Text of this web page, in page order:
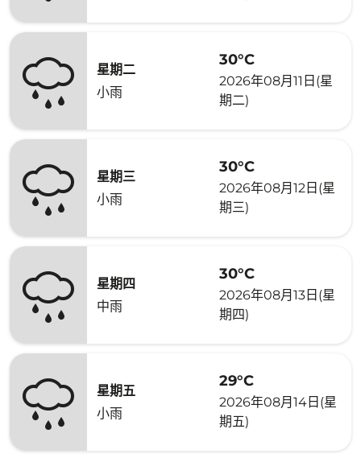
星期二
小雨
30°C
2026年08月11日(星
期二)
星期三
小雨
30°C
2026年08月12日(星
期三)
星期四
中雨
30°C
2026年08月13日(星
期四)
星期五
小雨
29°C
2026年08月14日(星
期五)